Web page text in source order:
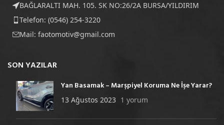
BAĞLARALTI MAH. 105. SK NO:26/2A BURSA/YILDIRIM
Telefon: (0546) 254-3220
Mail: faotomotiv@gmail.com
SON YAZILAR
Yan Basamak – Marşpiyel Koruma Ne İşe Yarar?
13 Ağustos 2023 1 yorum